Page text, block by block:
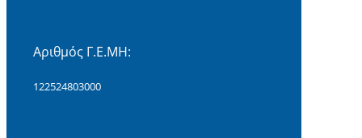
Αριθμός Γ.Ε.ΜΗ:
122524803000